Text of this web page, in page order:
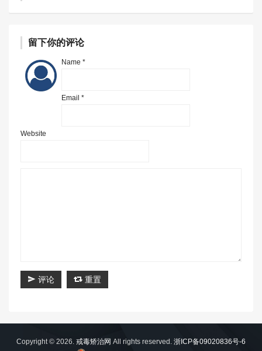
留下你的评论
Name *
Email *
Website
评论 重置
Copyright © 2026. 戒毒矫治网 All rights reserved. 浙ICP备09020836号-6